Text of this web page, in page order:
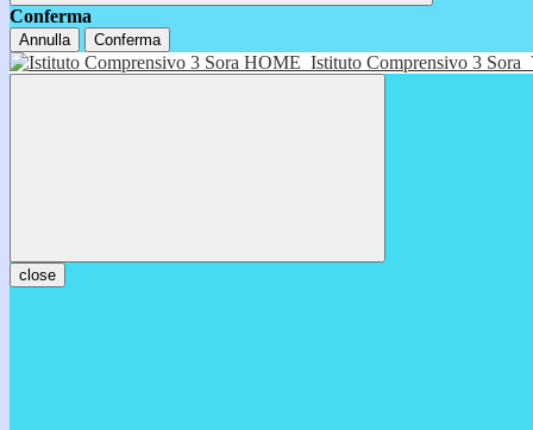
Conferma
Annulla Conferma
HOME Istituto Comprensivo 3 Sora
close